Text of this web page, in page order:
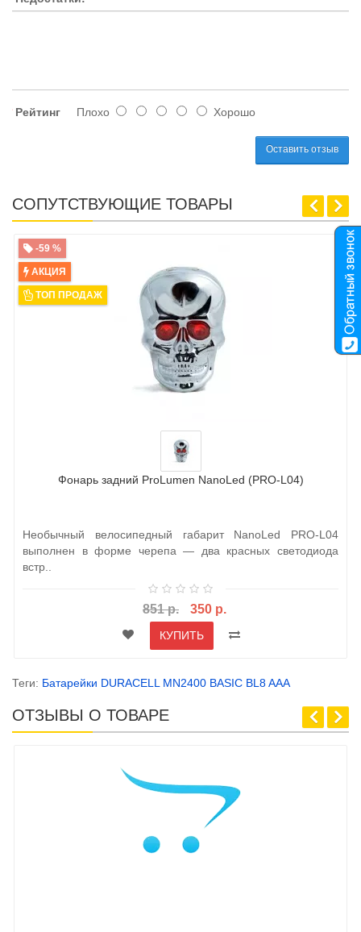
Рейтинг Плохо Хорошо
Оставить отзыв
СОПУТСТВУЮЩИЕ ТОВАРЫ
-59 %
АКЦИЯ
ТОП ПРОДАЖ
Фонарь задний ProLumen NanoLed (PRO-L04)
Необычный велосипедный габарит NanoLed PRO-L04
выполнен в форме черепа — два красных светодиода
встр..
851 р. 350 р.
КУПИТЬ
Теги: Батарейки DURACELL MN2400 BASIC BL8 AAA
ОТЗЫВЫ О ТОВАРЕ